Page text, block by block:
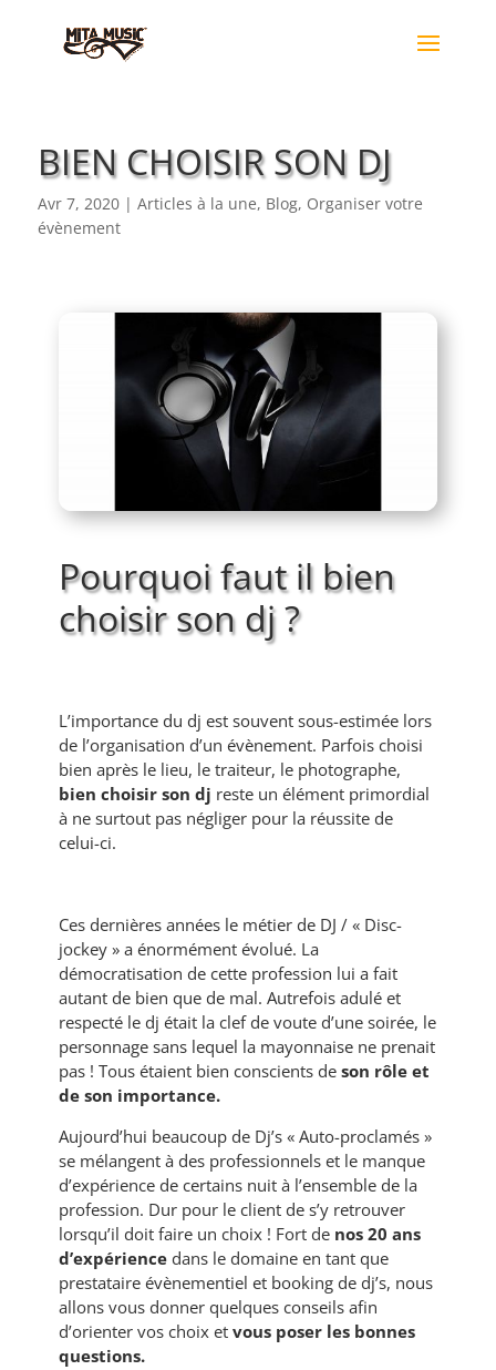
BIEN CHOISIR SON DJ
Avr 7, 2020| Articles à la une, Blog, Organiser votre
évènement
Pourquoi faut il bien
choisir son dj ?
L’importance du dj est souvent sous-estimée lors
de l’organisation d’un évènement. Parfois choisi
bien après le lieu, le traiteur, le photographe,
bien choisir son dj reste un élément primordial
à ne surtout pas négliger pour la réussite de
celui-ci.
Ces dernières années le métier de DJ / « Disc-
jockey » a énormément évolué. La
démocratisation de cette profession lui a fait
autant de bien que de mal. Autrefois adulé et
respecté le dj était la clef de voute d’une soirée, le
personnage sans lequel la mayonnaise ne prenait
pas ! Tous étaient bien conscients de son rôle et
de son importance.
Aujourd’hui beaucoup de Dj’s « Auto-proclamés »
se mélangent à des professionnels et le manque
d’expérience de certains nuit à l’ensemble de la
profession. Dur pour le client de s’y retrouver
lorsqu’il doit faire un choix ! Fort de nos 20 ans
d’expériencedans le domaine en tant que
prestataire évènementiel et booking de dj’s, nous
allons vous donner quelques conseils afin
d’orienter vos choix et vous poser les bonnes
questions.